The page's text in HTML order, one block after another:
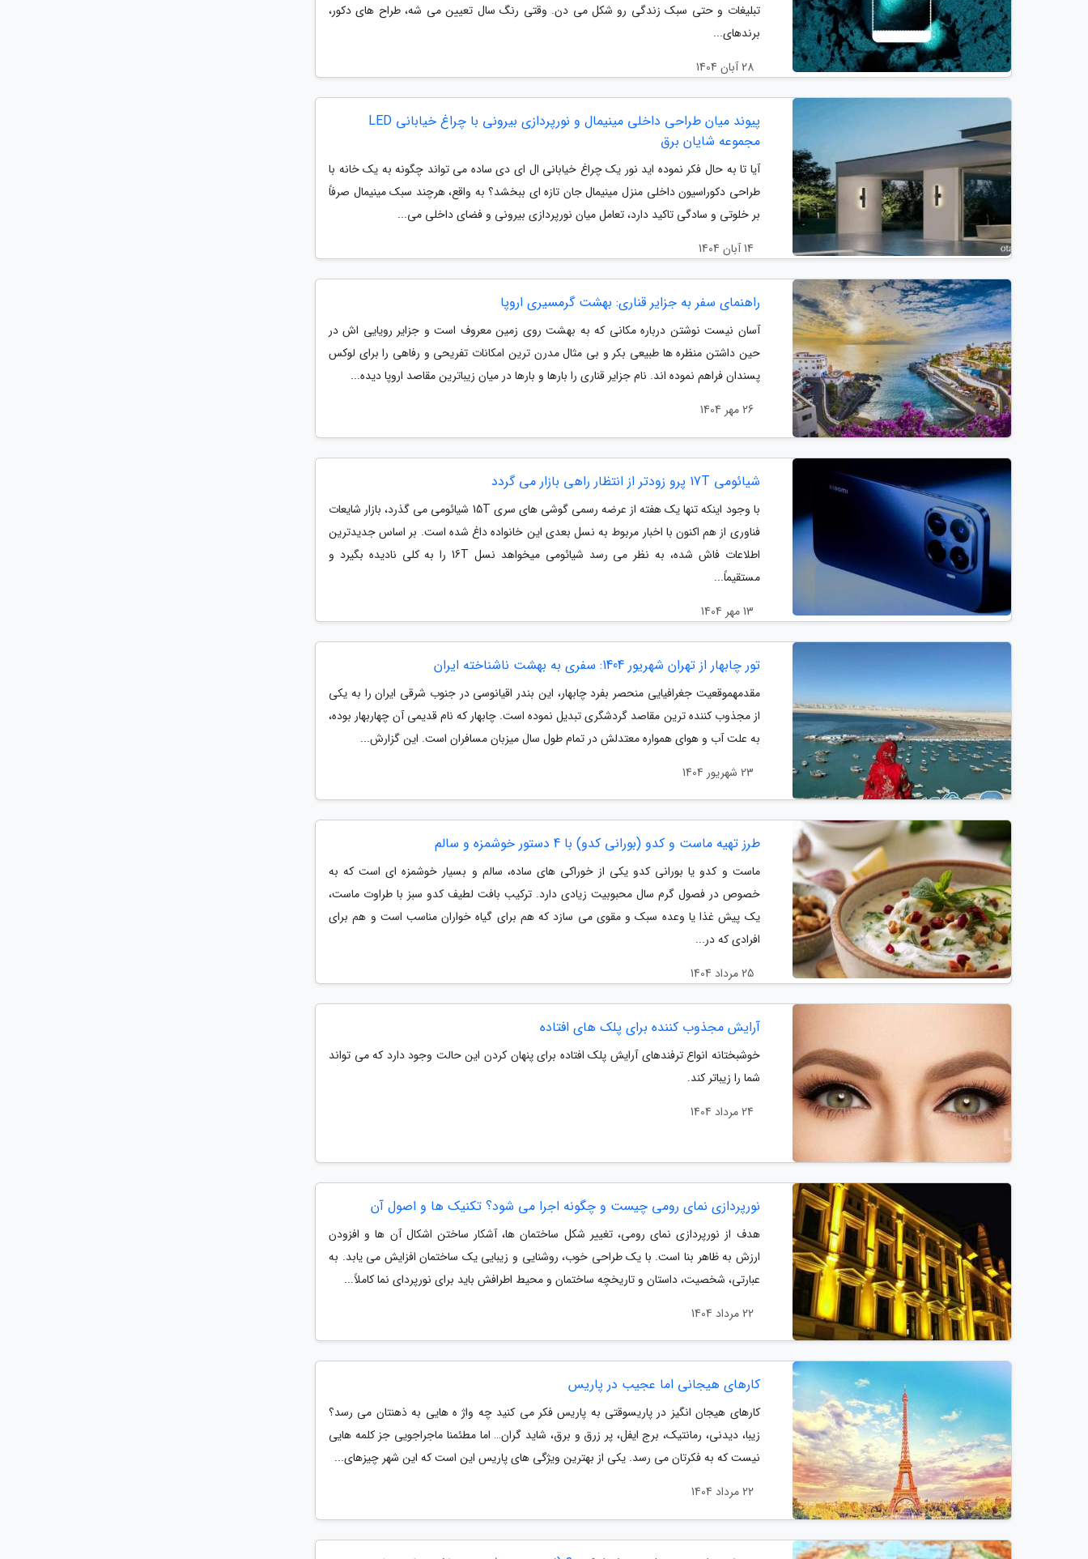
تبلیغات و حتی سبک زندگی رو شکل می دن. وقتی رنگ سال تعیین می شه، طراح های دکور،
برندهای...
28 آبان 1404
پیوند میان طراحی داخلی مینیمال و نورپردازی بیرونی با چراغ خیابانی LED
مجموعه شایان برق
آیا تا به حال فکر نموده اید نور یک چراغ خیابانی ال ای دی ساده می تواند چگونه به یک خانه با
طراحی دکوراسیون داخلی منزل مینیمال جان تازه ای ببخشد؟ به واقع، هرچند سبک مینیمال صرفاً
بر خلوتی و سادگی تاکید دارد، تعامل میان نورپردازی بیرونی و فضای داخلی می...
14 آبان 1404
راهنمای سفر به جزایر قناری: بهشت گرمسیری اروپا
آسان نیست نوشتن درباره مکانی که به بهشت روی زمین معروف است و جزایر رویایی اش در
حین داشتن منظره ها طبیعی بکر و بی مثال مدرن ترین امکانات تفریحی و رفاهی را برای لوکس
پسندان فراهم نموده اند. نام جزایر قناری را بارها و بارها در میان زیباترین مقاصد اروپا دیده...
26 مهر 1404
شیائومی 17T پرو زودتر از انتظار راهی بازار می گردد
با وجود اینکه تنها یک هفته از عرضه رسمی گوشی های سری 15T شیائومی می گذرد، بازار شایعات
فناوری از هم اکنون با اخبار مربوط به نسل بعدی این خانواده داغ شده است. بر اساس جدیدترین
اطلاعات فاش شده، به نظر می رسد شیائومی میخواهد نسل 16T را به کلی نادیده بگیرد و
مستقیماً...
13 مهر 1404
تور چابهار از تهران شهریور 1404: سفری به بهشت ناشناخته ایران
مقدمهموقعیت جغرافیایی منحصر بفرد چابهار، این بندر اقیانوسی در جنوب شرقی ایران را به یکی
از مجذوب کننده ترین مقاصد گردشگری تبدیل نموده است. چابهار که نام قدیمی آن چهاربهار بوده،
به علت آب و هوای همواره معتدلش در تمام طول سال میزبان مسافران است. این گزارش...
23 شهریور 1404
طرز تهیه ماست و کدو (بورانی کدو) با 4 دستور خوشمزه و سالم
ماست و کدو یا بورانی کدو یکی از خوراکی های ساده، سالم و بسیار خوشمزه ای است که به
خصوص در فصول گرم سال محبوبیت زیادی دارد. ترکیب بافت لطیف کدو سبز با طراوت ماست،
یک پیش غذا یا وعده سبک و مقوی می سازد که هم برای گیاه خواران مناسب است و هم برای
افرادی که در...
25 مرداد 1404
آرایش مجذوب کننده برای پلک های افتاده
خوشبختانه انواع ترفندهای آرایش پلک افتاده برای پنهان کردن این حالت وجود دارد که می تواند
شما را زیباتر کند.
24 مرداد 1404
نورپردازی نمای رومی چیست و چگونه اجرا می شود؟ تکنیک ها و اصول آن
هدف از نورپردازی نمای رومی، تغییر شکل ساختمان ها، آشکار ساختن اشکال آن ها و افزودن
ارزش به ظاهر بنا است. با یک طراحی خوب، روشنایی و زیبایی یک ساختمان افزایش می یابد. به
عبارتی، شخصیت، داستان و تاریخچه ساختمان و محیط اطرافش باید برای نورپردای نما کاملاً...
22 مرداد 1404
کارهای هیجانی اما عجیب در پاریس
کارهای هیجان انگیز در پاریسوقتی به پاریس فکر می کنید چه واژ ه هایی به ذهنتان می رسد؟
زیبا، دیدنی، رمانتیک، برج ایفل، پر زرق و برق، شاید گران… اما مطئمنا ماجراجویی جز کلمه هایی
نیست که به فکرتان می رسد. یکی از بهترین ویژگی های پاریس این است که این شهر چیزهای...
22 مرداد 1404